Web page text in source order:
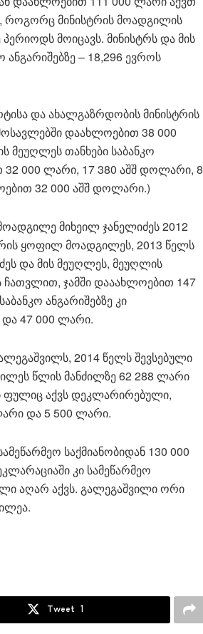
როგორც მინისტრის მოადგილის
მოიცავს. მინისტრს და მის
– 18,296 ევროს
და ახალგაზრდობის მინისტრის
დაახლოებით 38 000
თანხები საბანკო
000 ლარი, 17 380 აშშ დოლარი, 8
32 000 აშშ დოლარი.)
მიხეილ ჯანელიძეს 2012
ყოფილ მოადგილეს, 2013 წელს
და მის მეუღლეს, მეუღლის
ჩათვლით, ჯამში დააახლოებით 147
ანგარიშებზე კი
47 000 ლარი.
2014 წელს შევსებული
წლის მანძილზე 62 288 ლარი
ფულიც აქვს დეკლარირებული,
და 5 500 ლარი.
საქმიანობიდან 130 000
კი სამეწარმეო
აღარ აქვს. გალეგაშვილი ორი
Tweet 1